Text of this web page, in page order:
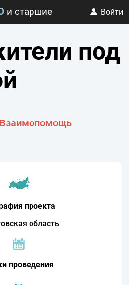
и старшие Войти
под
Взаимопомощь
проекта
область
проведения